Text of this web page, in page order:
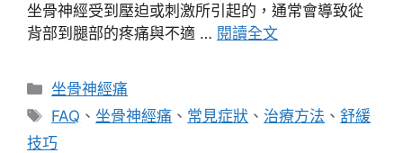
坐骨神經受到壓迫或刺激所引起的，通常會導致從
背部到腿部的疼痛與不適 … 閱讀全文
分
類
坐骨神經痛
標
籤
FAQ 、坐骨神經痛 、 常見症狀 、 治療方法 、舒緩
技巧